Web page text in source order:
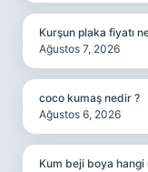
Kurşun plaka fiyatı
Ağustos 7, 2026
coco kumaş nedir ?
Ağustos 6, 2026
Kum beji boya hangi